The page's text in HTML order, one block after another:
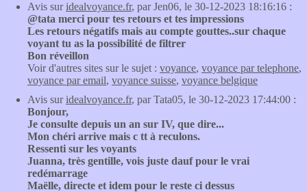
Avis suridealvoyance.fr, par Jen06, le 30-12-2023 18:16:16 :
@tata merci pour tes retours et tes impressions
Les retours négatifs mais au compte gouttes..sur chaque
voyant tu as la possibilité de filtrer
Bon réveillon
Voir d'autres sites sur le sujet : voyance, voyance par telephone,
voyance par email, voyance suisse, voyance belgique
Avis suridealvoyance.fr, par Tata05, le 30-12-2023 17:44:00 :
Bonjour,
Je consulte depuis un an sur IV, que dire...
Mon chéri arrive mais c tt à reculons.
Ressenti sur les voyants
Juanna, très gentille, vois juste dauf pour le vrai
redémarrage
Maëlle, directe et idem pour le reste ci dessus